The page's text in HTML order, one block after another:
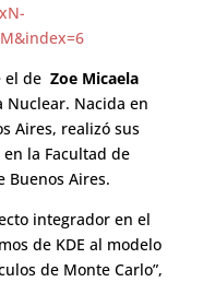
el de Zoe Micaela
Nuclear. Nacida en
Aires, realizó sus
la Facultad de
Buenos Aires.
integrador en el
de KDE al modelo
de Monte Carlo”,